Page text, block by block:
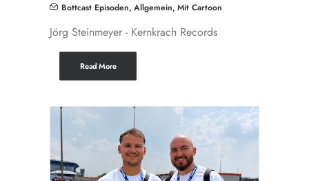
Bottcast Episoden, Allgemein, Mit Cartoon
Jörg Steinmeyer - Kernkrach Records
Read More